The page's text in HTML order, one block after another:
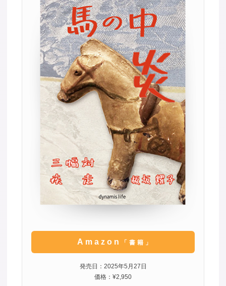
Amazon 「書籍」
発売日：2025年5月27日
価格：¥2,950